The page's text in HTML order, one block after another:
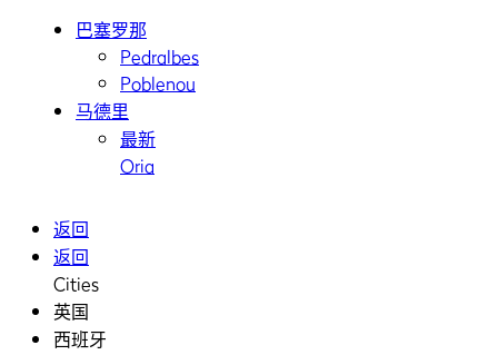
巴塞罗那
Pedralbes
Poblenou
马德里
最新
Oria
返回
返回
Cities
英国
西班牙